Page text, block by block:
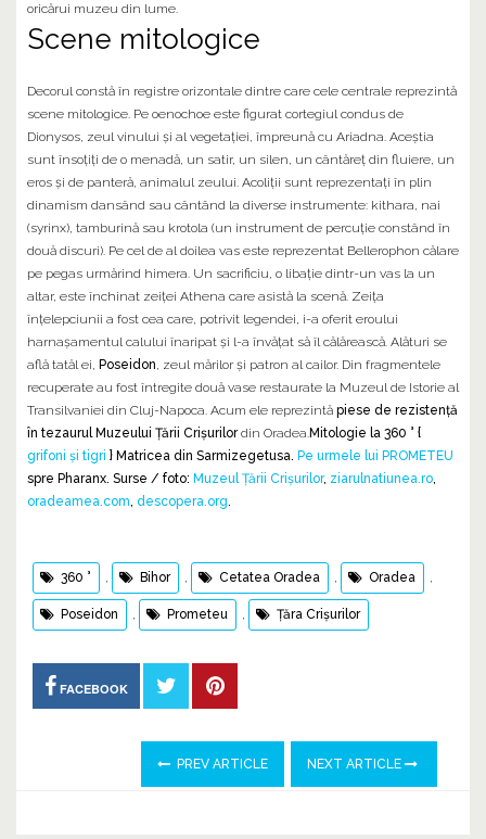
oricărui muzeu din lume.
Scene mitologice
Decorul constă în registre orizontale dintre care cele centrale reprezintă
scene mitologice. Pe oenochoe este figurat cortegiul condus de
Dionysos, zeul vinului și al vegetației, împreună cu Ariadna. Aceștia
sunt însoțiți de o menadă, un satir, un silen, un cântăreţ din fluiere, un
eros și de panteră, animalul zeului. Acoliții sunt reprezentați în plin
dinamism dansând sau cântând la diverse instrumente: kithara, nai
(syrinx), tamburină sau krotola (un instrument de percuție constând în
două discuri). Pe cel de al doilea vas este reprezentat Bellerophon călare
pe pegas urmărind himera. Un sacrificiu, o libație dintr-un vas la un
altar, este închinat zeiței Athena care asistă la scenă. Zeița
înțelepciunii a fost cea care, potrivit legendei, i-a oferit eroului
harnașamentul calului înaripat și l-a învățat să îl călărească. Alături se
află tatăl ei, Poseidon, zeul mărilor și patron al cailor. Din fragmentele
recuperate au fost întregite două vase restaurate la Muzeul de Istorie al
Transilvaniei din Cluj-Napoca. Acum ele reprezintă piese de rezistență
în tezaurul Muzeului Țării Crișurilordin Oradea.Mitologie la 360 ° {
grifoni şi tigri } Matricea din Sarmizegetusa. Pe urmele lui PROMETEU
spre Pharanx. Surse / foto: Muzeul Țării Crișurilor, ziarulnatiunea.ro,
oradeamea.com, descopera.org.
360 ° , Bihor , Cetatea Oradea , Oradea ,
Poseidon , Prometeu , Țăra Crișurilor
FACEBOOK
PREV ARTICLE NEXT ARTICLE